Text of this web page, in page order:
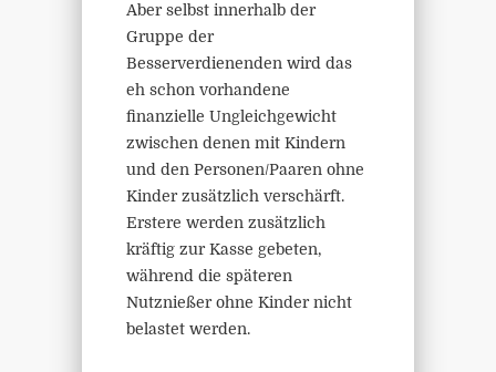
Aber selbst innerhalb der
Gruppe der
Besserverdienenden wird das
eh schon vorhandene
finanzielle Ungleichgewicht
zwischen denen mit Kindern
und den Personen/Paaren ohne
Kinder zusätzlich verschärft.
Erstere werden zusätzlich
kräftig zur Kasse gebeten,
während die späteren
Nutznießer ohne Kinder nicht
belastet werden.